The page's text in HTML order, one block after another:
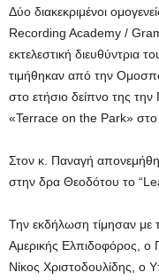
Δύο διακεκριμένοι
Recording Academy /
εκτελεστική
τιμήθηκαν από την
στο ετήσιο δείπνο της
«Terrace on the Park» στο
Στον κ. Παναγή
στην δρα Θεοδότου το
Την εκδήλωση τίμησαν με
Αμερικής Ελπιδοφόρος, ο
Νίκος Χριστοδουλίδης, ο